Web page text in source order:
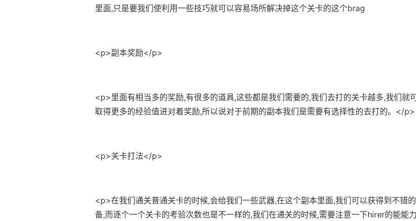
里面,只是要我们使利用一些技巧就可以容易场所解决掉这个关卡的这个brag
<p>副本奖励</p>
<p>里面有相当多的奖励,有很多的道具,这些都是我们需要的,我们去打的关卡越多,我们就
取得更多的经验值进对着奖励,所以说对于前期的副本我们是需要有选择性的去打的。</p>
<p>关卡打法</p>
<p>在我们通关普通关卡的时候,会给我们一些武器,在这个副本里面,我们可以获得到不错
备,而逐个一个关卡的考验次数也是不一样的,我们在通关的时候,需要注意一下hirer的能能